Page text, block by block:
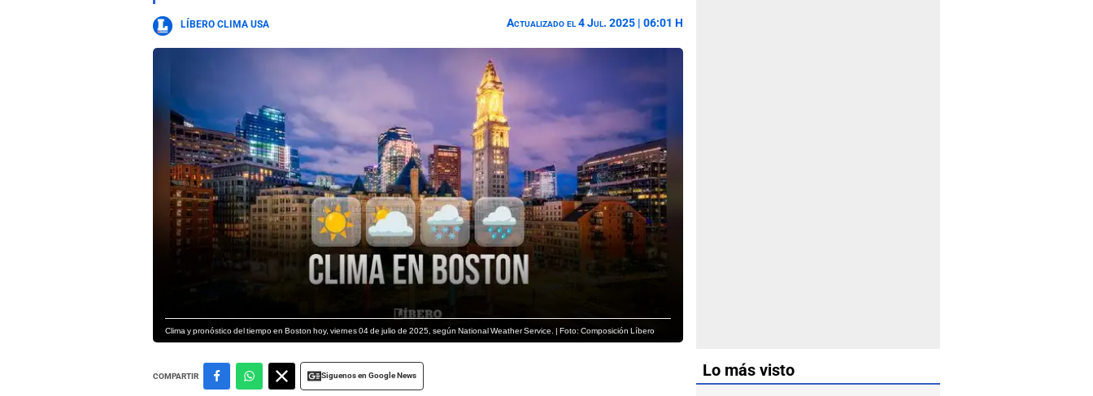
LÍBERO CLIMA USA Actualizado el 4 Jul. 2025 | 06:01 H
Clima y pronóstico del tiempo en Boston hoy, viernes 04 de julio de 2025, según National Weather Service. | Foto: Composición Líbero
COMPARTIR Siguenos en Google News Lo más visto